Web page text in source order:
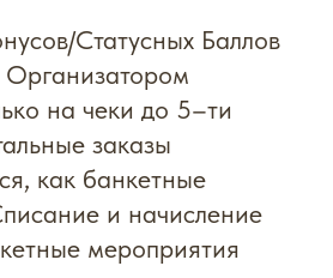
руб. за одну
тратить нужную
понижается